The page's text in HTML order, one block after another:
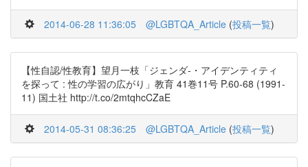
2014-06-28 11:36:05 @LGBTQA_Article (投稿一覧)
【性自認/性教育】望月一枝「ジェンダ-・アイデンティティ
を探って : 性の学習の広がり」教育 41巻11号 P.60-68 (1991-
11) 国土社 http://t.co/2mtqhcCZaE
2014-05-31 08:36:25 @LGBTQA_Article (投稿一覧)